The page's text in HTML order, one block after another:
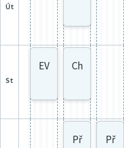
út
st
EV Ch
Př Př